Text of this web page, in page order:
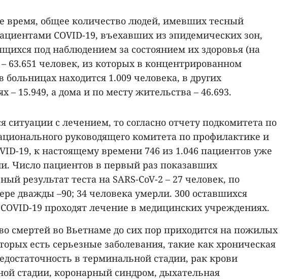
время, общее количество людей, имевших тесный
COVID-19, въехавших из эпидемических зон,
под наблюдением за состоянием их здоровья (на
63.651 человек, из которых в концентрированном
больницах находится 1.009 человека, в других
– 15.949, а дома и по месту жительства – 46.693.
ситуации с лечением, то согласно отчету подкомитета по
руководящего комитета по профилактике и
19, к настоящему времени 746 из 1.046 пациентов уже
Число пациентов в первый раз показавших
результат теста на SARS-CoV-2 – 27 человек, по
дважды –90; 34 человека умерли. 300 оставшихся
19 проходят лечение в медицинских учреждениях.
смертей во Вьетнаме до сих пор приходится на пожилых
есть серьезные заболевания, такие как хроническая
в терминальной стадии, рак крови
стадии, коронарный синдром, дыхательная